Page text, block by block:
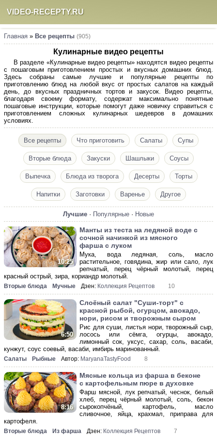
VIDEO-RECEPTY.RU
Главная » Все рецепты (905)
Кулинарные видео рецепты
В разделе «Кулинарные видео рецепты» находятся видео рецепты
с пошаговым приготовлением простых и вкусных домашних блюд.
Здесь собраны самые лучшие и популярные рецепты по
приготовлению блюд на любой вкус от простых салатов на каждый
день, до вкусных праздничных тортов и закусок. Видео рецепты,
благодаря своему формату, содержат максимально понятные
пошаговые инструкции, которые помогут даже новичку справиться с
приготовлением сложных кулинарных шедевров в домашних
условиях.
Все рецепты Что приготовить Салаты Супы
Вторые блюда Закуски Шашлыки Соусы
Выпечка Блюда из творога Десерты Торты
Напитки Заготовки Варенье Другое
Лучшие · Популярные · Новые
10:25
Манты из теста на ледяной воде с
сочной начинкой из мясного
фарша с луком
Мука, вода ледяная, соль, масло
растительное, говядина, жир или сало, лук
репчатый, перец чёрный молотый, перец
красный острый, зира, кориандр молотый.
Вторые блюда Мучные Дзен: Коллекция Рецептов 10
6:50
Слоёный салат "Суши-торт" с
красной рыбой, огурцом, авокадо,
нори, рисом и творожным сыром
Рис для суши, листья нори, творожный сыр,
лосось или сёмга, огурцы, авокадо,
лимонный сок, уксус, сахар, соль, васаби,
кунжут, соус соевый, васаби, имбирь маринованный.
Салаты Рыбные Автор: MaryanaTastyFood 8
8:16
Мясные кольца из фарша в беконе
с картофельным пюре в духовке
Фарш мясной, лук репчатый, чеснок, белый
хлеб, перец чёрный молотый, соль, бекон
сырокопчёный, картофель, масло
сливочное, яйца, крахмал, приправа для
картофеля.
Вторые блюда Из фарша Дзен: Коллекция Рецептов 7